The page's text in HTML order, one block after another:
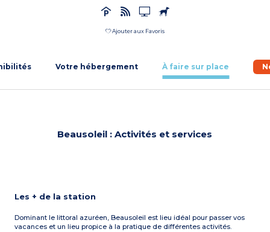
Ajouter aux Favoris
Votre hébergement À faire sur place
Beausoleil : Activités et services
Les + de la station
Dominant le littoral azuréen, Beausoleil est lieu idéal pour passer vos
vacances et un lieu propice à la pratique de différentes activités.